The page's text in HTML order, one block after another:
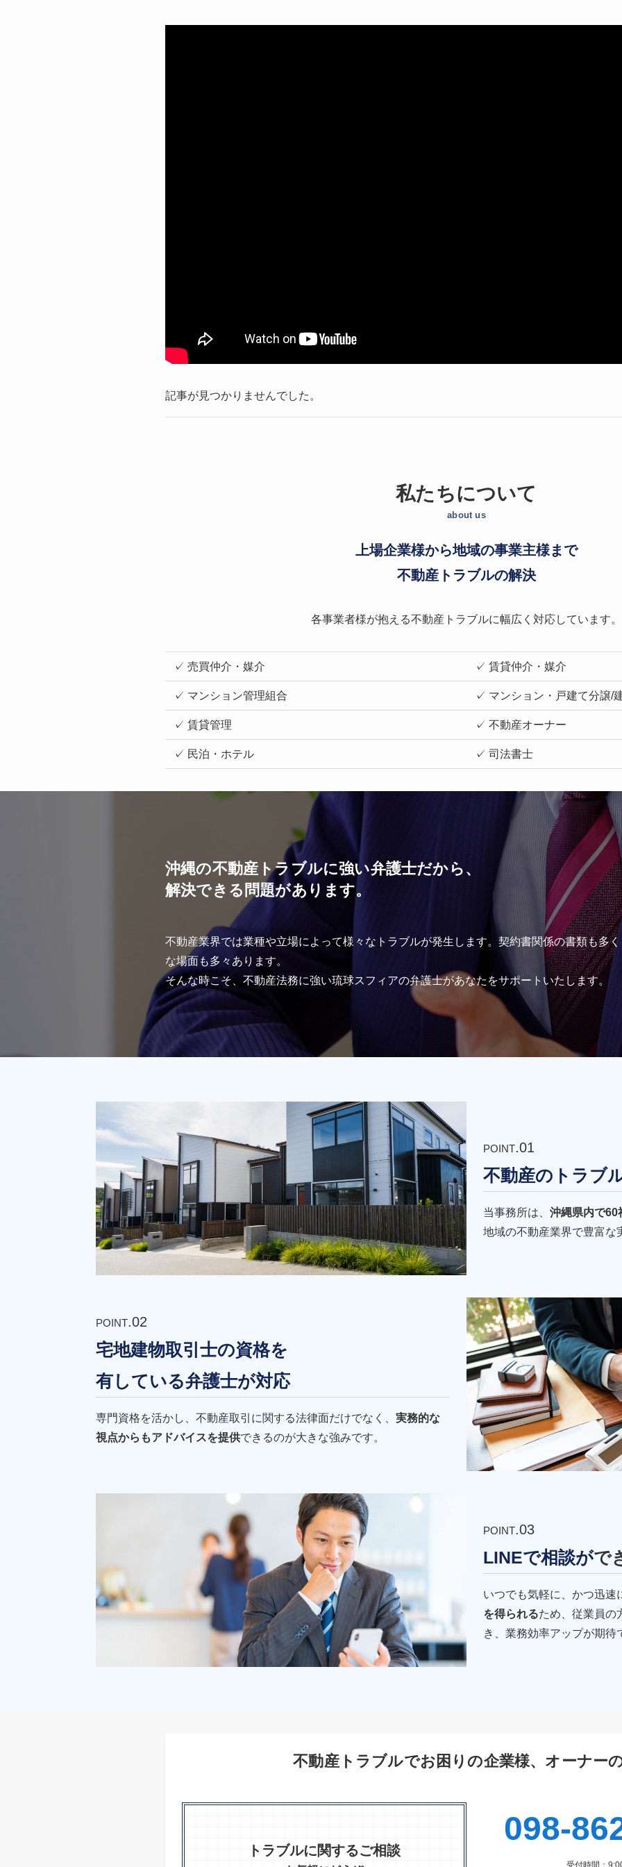
記事が見つかりませんでした。
私たちについて
about us
上場企業様から地域の事業主様まで
不動産トラブルの解決
各事業者様が抱える不動産トラブルに幅広く対応しています。
✓ 売買仲介・媒介 ✓ 賃貸仲介・媒介
✓ マンション管理組合 ✓ マンション・戸建て分譲/
✓ 賃貸管理 ✓ 不動産オーナー
✓ 民泊・ホテル ✓ 司法書士
沖縄の不動産トラブルに強い弁護士だから、
解決できる問題があります。
不動産業界では業種や立場によって様々なトラブルが発生します。契約書関係の書類も多
な場面も多々あります。
そんな時こそ、不動産法務に強い琉球スフィアの弁護士があなたをサポートいたします。
POINT.01
不動産のトラブ
当事務所は、 沖縄県内で60
地域の不動産業界で豊富な
POINT.02
宅地建物取引士の資格を
有している弁護士が対応
専門資格を活かし、不動産取引に関する法律面だけでなく、 実務的な
視点からもアドバイスを提供できるのが大きな強みです。
POINT.03
LINEで相談がで
いつでも気軽に、かつ迅速
を得られるため、従業員の
き、業務効率アップが期待
不動産トラブルでお困りの企業様、オーナー
トラブルに関するご相談
098-